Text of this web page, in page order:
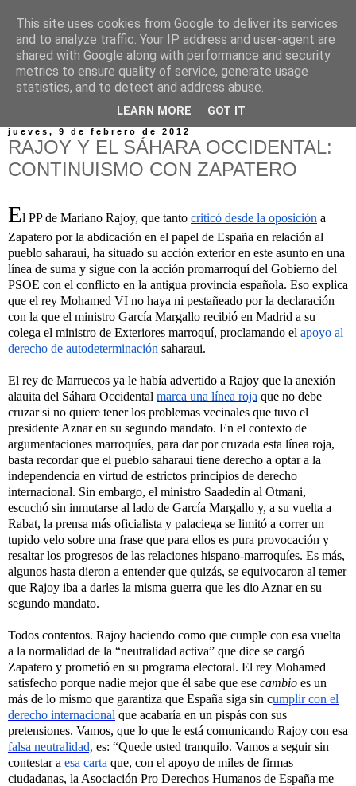
jueves, 9 de febrero de 2012
RAJOY Y EL SÁHARA OCCIDENTAL:
CONTINUISMO CON ZAPATERO
El PP de Mariano Rajoy, que tanto criticó desde la oposición a
Zapatero por la abdicación en el papel de España en relación al
pueblo saharaui, ha situado su acción exterior en este asunto en una
línea de suma y sigue con la acción promarroquí del Gobierno del
PSOE con el conflicto en la antigua provincia española. Eso explica
que el rey Mohamed VI no haya ni pestañeado por la declaración
con la que el ministro García Margallo recibió en Madrid a su
colega el ministro de Exteriores marroquí, proclamando el apoyo al
derecho de autodeterminación saharaui.
El rey de Marruecos ya le había advertido a Rajoy que la anexión
alauita del Sáhara Occidental marca una línea roja que no debe
cruzar si no quiere tener los problemas vecinales que tuvo el
presidente Aznar en su segundo mandato. En el contexto de
argumentaciones marroquíes, para dar por cruzada esta línea roja,
basta recordar que el pueblo saharaui tiene derecho a optar a la
independencia en virtud de estrictos principios de derecho
internacional. Sin embargo, el ministro Saadedín al Otmani,
escuchó sin inmutarse al lado de García Margallo y, a su vuelta a
Rabat, la prensa más oficialista y palaciega se limitó a correr un
tupido velo sobre una frase que para ellos es pura provocación y
resaltar los progresos de las relaciones hispano-marroquíes. Es más,
algunos hasta dieron a entender que quizás, se equivocaron al temer
que Rajoy iba a darles la misma guerra que les dio Aznar en su
segundo mandato.
Todos contentos. Rajoy haciendo como que cumple con esa vuelta
a la normalidad de la “neutralidad activa” que dice se cargó
Zapatero y prometió en su programa electoral. El rey Mohamed
satisfecho porque nadie mejor que él sabe que ese cambio es un
más de lo mismo que garantiza que España siga sin cumplir con el
derecho internacional que acabaría en un pispás con sus
pretensiones. Vamos, que lo que le está comunicando Rajoy con esa
falsa neutralidad, es: “Quede usted tranquilo. Vamos a seguir sin
contestar a esa carta que, con el apoyo de miles de firmas
ciudadanas, la Asociación Pro Derechos Humanos de España me
This site uses cookies from Google to deliver its services
and to analyze traffic. Your IP address and user-agent are
shared with Google along with performance and security
metrics to ensure quality of service, generate usage
statistics, and to detect and address abuse.
LEARN MORE GOT IT